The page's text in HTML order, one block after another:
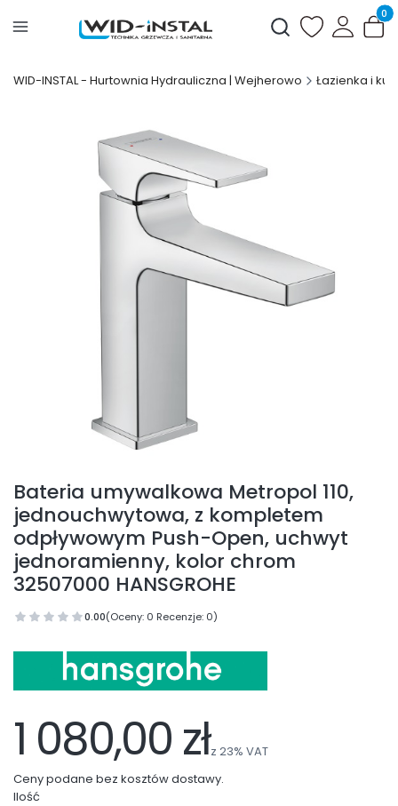
Otwórz
WID-INSTAL - Hurtownia Hydrauliczna | Wejherowo Łazienka i
Bateria umywalkowa Metropol 110,
jednouchwytowa, z kompletem
odpływowym Push-Open, uchwyt
jednoramienny, kolor chrom
32507000 HANSGROHE
0.00(Oceny: 0 Recenzje: 0)
1 080,00 złz 23% VAT
Ceny podane bez kosztów dostawy.
Ilość